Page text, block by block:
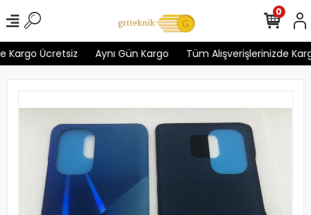
Ücretsiz Aynı Gün Kargo Tüm Alışverişlerinizde
0